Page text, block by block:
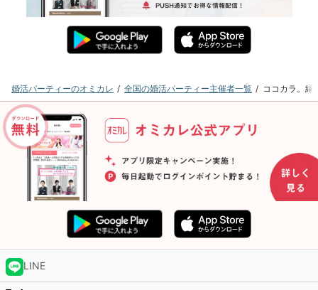
婚活パーティーのオミカレ 全国の婚活パーティー主催者一覧 ココカラ。縁
LINE